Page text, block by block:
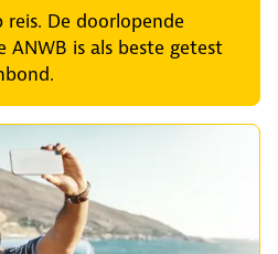
reis. De doorlopende
ANWB is als beste getest